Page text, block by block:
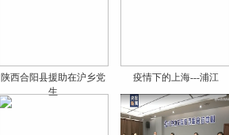
陕西合阳县援助在沪乡党
生
疫情下的上海---浦江